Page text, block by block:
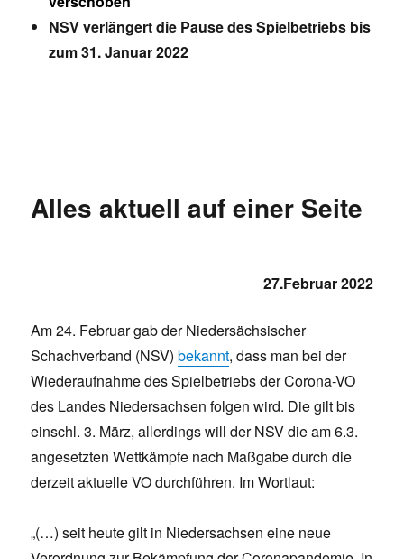
NSV verlängert die Pause des Spielbetriebs bis
zum 31. Januar 2022
Alles aktuell auf einer Seite
27.Februar 2022
Am 24. Februar gab der Niedersächsischer
Schachverband (NSV)bekannt, dass man bei der
Wiederaufnahme des Spielbetriebs der Corona-VO
des Landes Niedersachsen folgen wird. Die gilt bis
einschl. 3. März, allerdings will der NSV die am 6.3.
angesetzten Wettkämpfe nach Maßgabe durch die
derzeit aktuelle VO durchführen. Im Wortlaut:
„(…) seit heute gilt in Niedersachsen eine neue